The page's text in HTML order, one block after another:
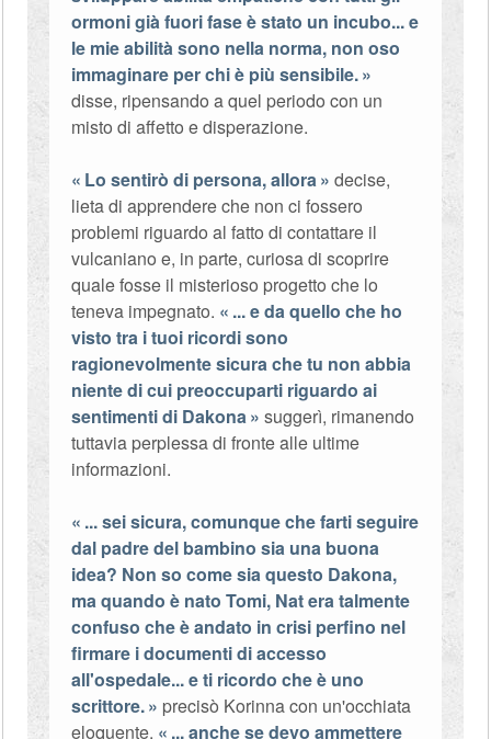
ormoni già fuori fase è stato un incubo... e
le mie abilità sono nella norma, non oso
immaginare per chi è più sensibile.
disse, ripensando a quel periodo con un
misto di affetto e disperazione.
Lo sentirò di persona, allora
decise,
lieta di apprendere che non ci fossero
problemi riguardo al fatto di contattare il
vulcaniano e, in parte, curiosa di scoprire
quale fosse il misterioso progetto che lo
teneva impegnato.
... e da quello che ho
visto tra i tuoi ricordi sono
ragionevolmente sicura che tu non abbia
niente di cui preoccuparti riguardo ai
sentimenti di Dakona
suggerì, rimanendo
tuttavia perplessa di fronte alle ultime
informazioni.
... sei sicura, comunque che farti seguire
dal padre del bambino sia una buona
idea? Non so come sia questo Dakona,
ma quando è nato Tomi, Nat era talmente
confuso che è andato in crisi perfino nel
firmare i documenti di accesso
all'ospedale... e ti ricordo che è uno
scrittore.
precisò Korinna con un'occhiata
eloquente.
... anche se devo ammettere